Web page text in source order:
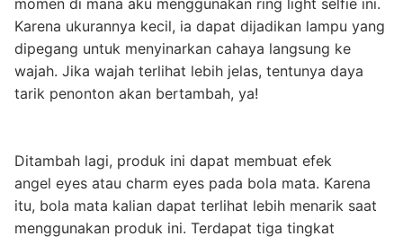
momen di mana aku menggunakan ring light selfie ini.
Karena ukurannya kecil, ia dapat dijadikan lampu yang
dipegang untuk menyinarkan cahaya langsung ke
wajah. Jika wajah terlihat lebih jelas, tentunya daya
tarik penonton akan bertambah, ya!
Ditambah lagi, produk ini dapat membuat efek
angel eyes atau charm eyes pada bola mata. Karena
itu, bola mata kalian dapat terlihat lebih menarik saat
menggunakan produk ini. Terdapat tiga tingkat